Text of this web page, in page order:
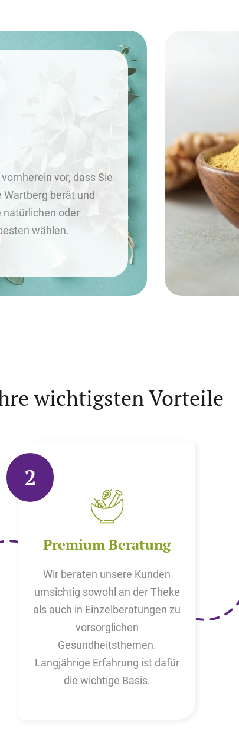
vor, dass Sie
berät und
natürlichen oder
wählen.
wichtigsten Vorteile
Premium Beratung
Wir beraten unsere Kunden
umsichtig sowohl an der Theke
als auch in Einzelberatungen zu
vorsorglichen
Gesundheitsthemen.
Langjährige Erfahrung ist dafür
die wichtige Basis.
2